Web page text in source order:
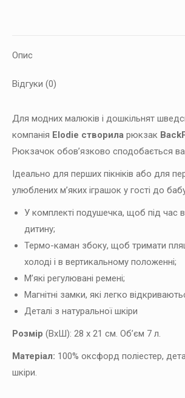
кількість
Опис
Відгуки (0)
Для модних малюків і дошкільнят
компанія Elodie створила рюкзак
Рюкзачок обов’язково сподобається
Ідеально для перших пікніків або для
улюблених м’яких іграшок у гості до
У комплекті подушечка, щоб під час
дитину;
Термо-каман збоку, щоб тримати
холоді і в вертикальному положенні;
М’які регулювані ремені;
Магнітні замки, які легко
Деталі з натуральної шкіри
Розмір (ВхШ): 28 х 21 см. Об’єм 7 л.
Матеріал: 100% оксфорд поліестер,
шкіри.